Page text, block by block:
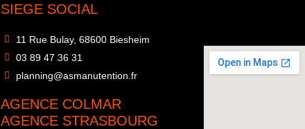
SIEGE SOCIAL
11 Rue Bulay, 68600 Biesheim
03 89 47 36 31
planning@asmanutention.fr
AGENCE COLMAR
AGENCE STRASBOURG